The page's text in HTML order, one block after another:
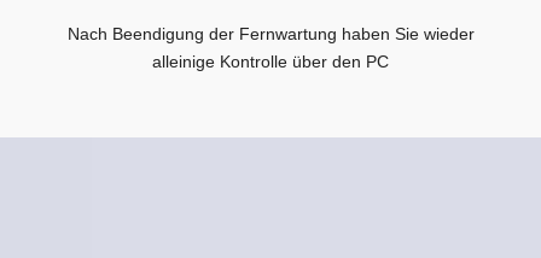
Nach Beendigung der Fernwartung haben Sie wieder
alleinige Kontrolle über den PC